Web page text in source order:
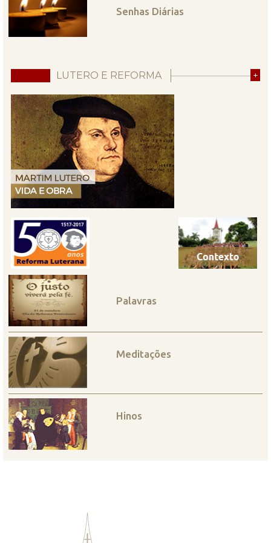
Senhas Diárias
LUTERO E REFORMA +
Palavras
Meditações
Hinos